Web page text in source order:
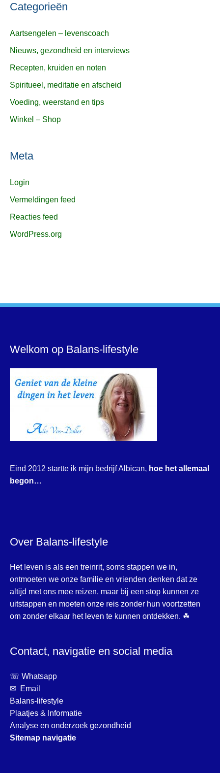
Categorieën
Aartsengelen – levenscoach
Nieuws, gezondheid en interviews
Recepten, kruiden en noten
Spiritueel, meditatie en afscheid
Voeding, weerstand en tips
Winkel – Shop
Meta
Login
Vermeldingen feed
Reacties feed
WordPress.org
Welkom op Balans-lifestyle
Eind 2012 startte ik mijn bedrijf Albican, hoe het allemaal
begon…
Over Balans-lifestyle
Het leven is als een treinrit, soms stappen we in,
ontmoeten we onze familie en vrienden denken dat ze
altijd met ons mee reizen, maar bij een stop kunnen ze
uitstappen en moeten onze reis zonder hun voortzetten
om zonder elkaar het leven te kunnen ontdekken. ☘
Contact, navigatie en social media
☏ Whatsapp
✉ Email
Balans-lifestyle
Plaatjes & Informatie
Analyse en onderzoek gezondheid
Sitemap navigatie